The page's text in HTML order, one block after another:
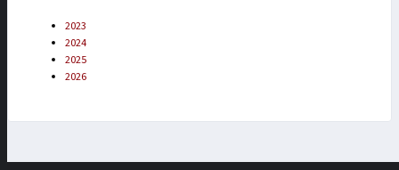
2023
2024
2025
2026